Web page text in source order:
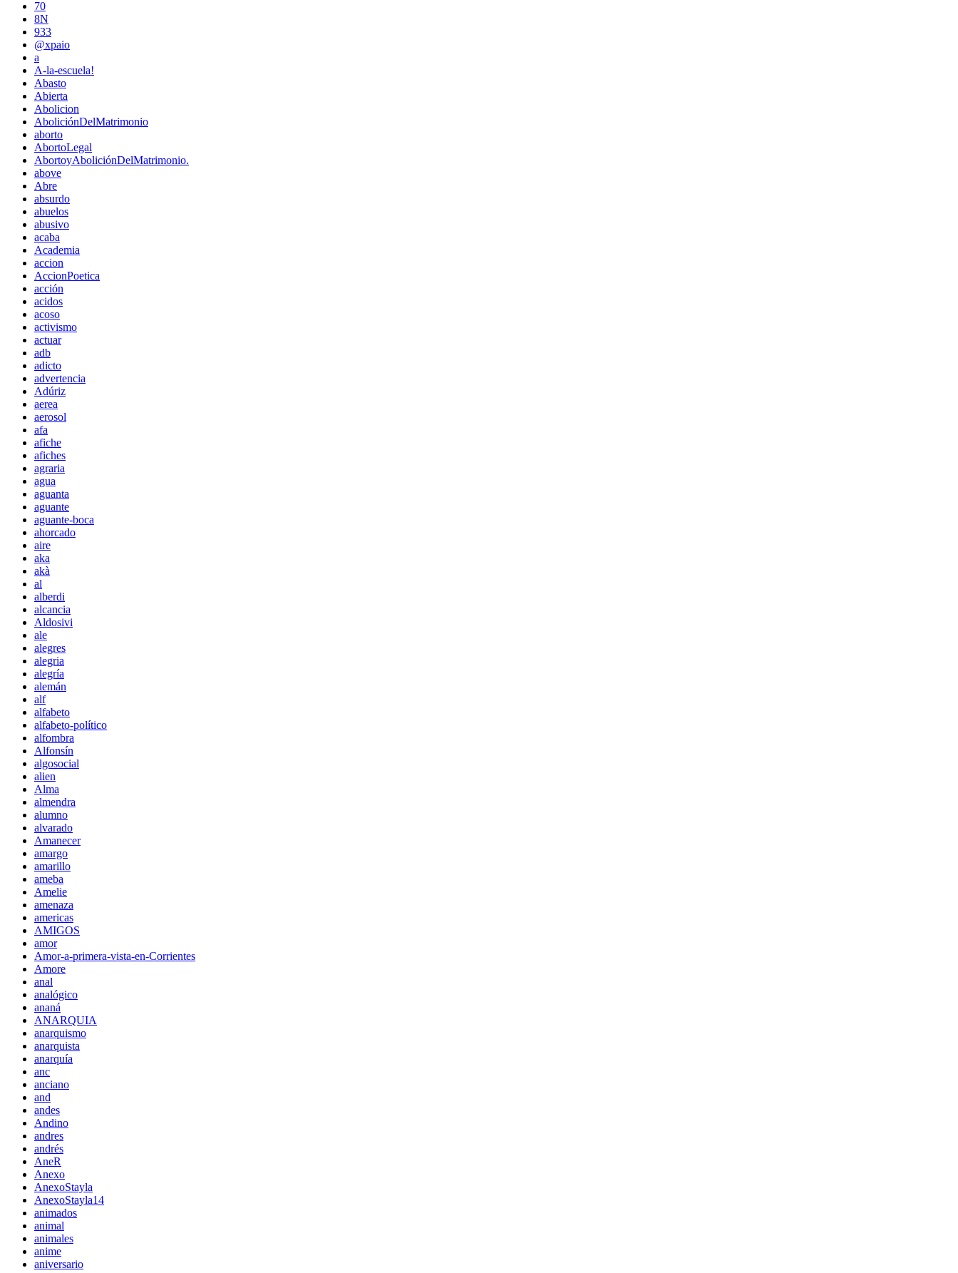
70
8N
933
@xpaio
a
A-la-escuela!
Abasto
Abierta
Abolicion
AboliciónDelMatrimonio
aborto
AbortoLegal
AbortoyAboliciónDelMatrimonio.
above
Abre
absurdo
abuelos
abusivo
acaba
Academia
accion
AccionPoetica
acción
acidos
acoso
activismo
actuar
adb
adicto
advertencia
Adúriz
aerea
aerosol
afa
afiche
afiches
agraria
agua
aguanta
aguante
aguante-boca
ahorcado
aire
aka
akà
al
alberdi
alcancia
Aldosivi
ale
alegres
alegria
alegría
alemán
alf
alfabeto
alfabeto-político
alfombra
Alfonsín
algosocial
alien
Alma
almendra
alumno
alvarado
Amanecer
amargo
amarillo
ameba
Amelie
amenaza
americas
AMIGOS
amor
Amor-a-primera-vista-en-Corrientes
Amore
anal
analógico
ananá
ANARQUIA
anarquismo
anarquista
anarquía
anc
anciano
and
andes
Andino
andres
andrés
AneR
Anexo
AnexoStayla
AnexoStayla14
animados
animal
animales
anime
aniversario